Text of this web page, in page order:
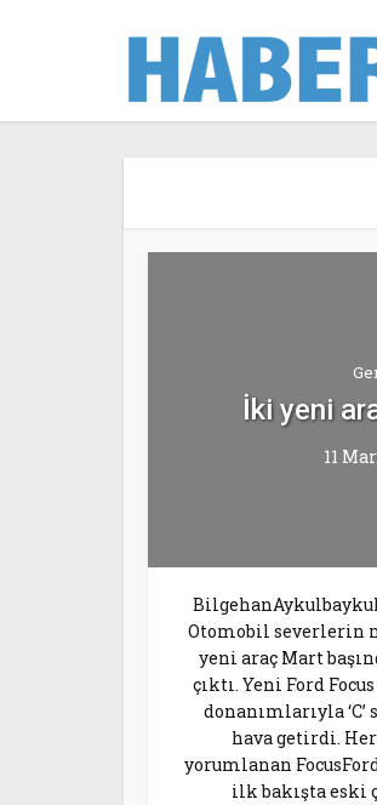
İki yeni
11
Otomobil severlerin
yeni araç Mart
çıktı. Yeni Ford
donanımlarıyla
hava getirdi.
yorumlanan
ilk bakışta